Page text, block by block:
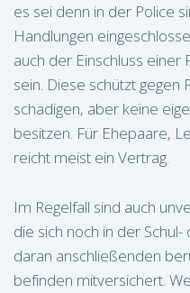
es sei denn in der Police
Handlungen
auch der Einschluss einer
sein. Diese schützt gegen
schädigen, aber keine
besitzen. Für Ehepaare,
reicht meist ein Vertrag.
Im Regelfall sind auch
die sich noch in der
daran anschließenden
befinden mitversichert.